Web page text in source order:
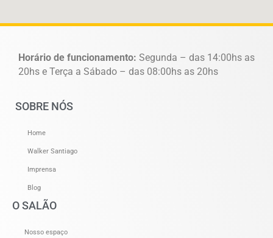
Horário de funcionamento: Segunda – das 14:00hs as
20hs e Terça a Sábado – das 08:00hs as 20hs
SOBRE NÓS
Home
Walker Santiago
Imprensa
Blog
O SALÃO
Nosso espaço